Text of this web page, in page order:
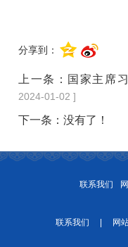
分享到：
上一条： 国家主席
2024-01-02 ]
下一条：没有了！
联系我们
联系我们 | 网